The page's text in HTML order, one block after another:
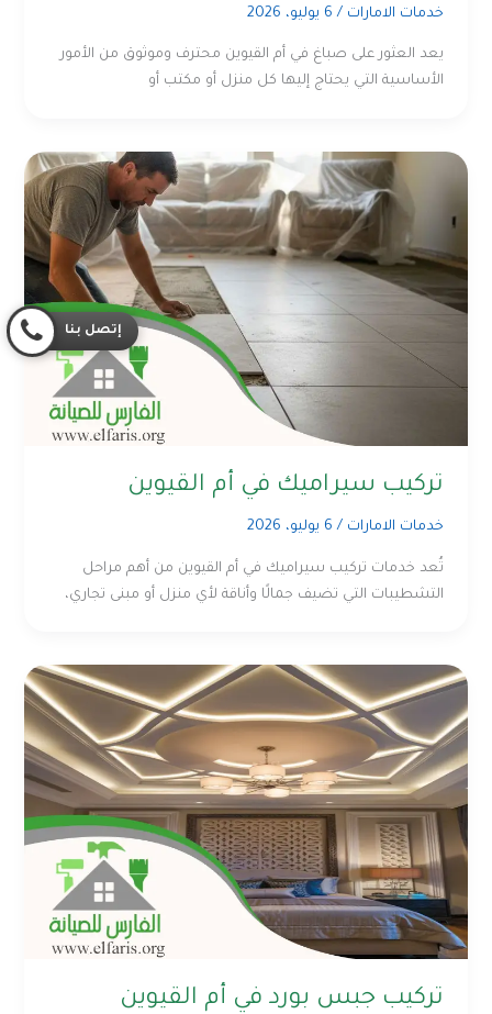
خدمات الامارات / 6 يوليو، 2026
يعد العثور على صباغ في أم القيوين محترف وموثوق من الأمور
الأساسية التي يحتاج إليها كل منزل أو مكتب أو
تركيب سيراميك في أم القيوين
خدمات الامارات / 6 يوليو، 2026
تُعد خدمات تركيب سيراميك في أم القيوين من أهم مراحل
التشطيبات التي تضيف جمالًا وأناقة لأي منزل أو مبنى تجاري،
تركيب جبس بورد في أم القيوين
إتصل بنا